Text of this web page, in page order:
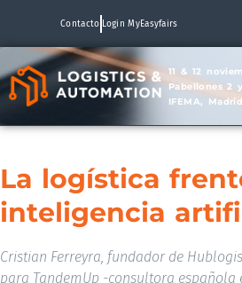
Contacto Login MyEasyfairs
11 & 12
Pabellones 2
IFEMA, Madrid
La logística
inteligencia
Cristian Ferreyra, fundador de
para TandemUp -consultora